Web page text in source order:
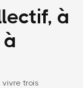
à
vivre trois